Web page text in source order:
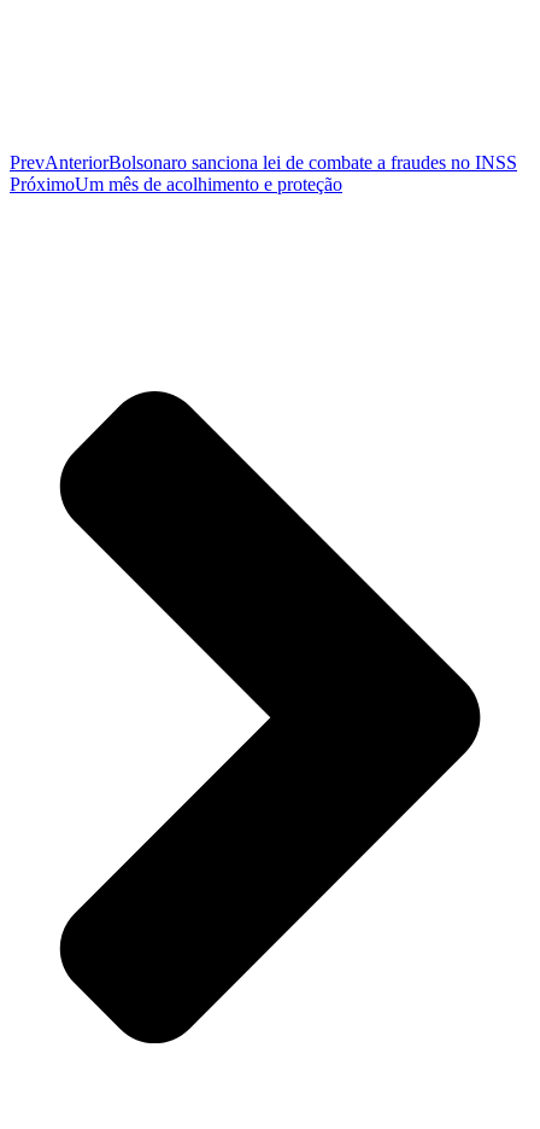
PrevAnteriorBolsonaro sanciona lei de combate a fraudes no INSS
PróximoUm mês de acolhimento e proteção